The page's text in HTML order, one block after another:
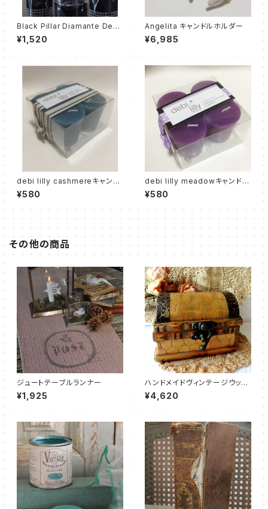
Black Pillar Diamante Desi
gn Candles.
¥1,520
Angelita キャンドルホルダー
¥6,985
debi lilly cashmereキャンド
ル(オーシャンブルー) ４個入り
¥580
debi lilly meadowキャンドル
(バイオレット) ４個入り
¥580
その他の商品
ジュートテーブルランナー
¥1,925
ハンドメイドヴィンテージウッド
BOX
¥4,620